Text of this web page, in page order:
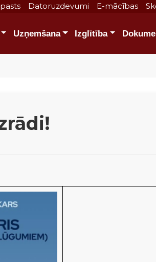
Datoruzdevumi E-mācības
Uzņemšana Izglītība